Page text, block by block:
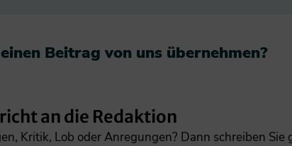
Beitrag von uns übernehmen?​
an die Redaktion
Kritik, Lob oder Anregungen? Dann schreiben